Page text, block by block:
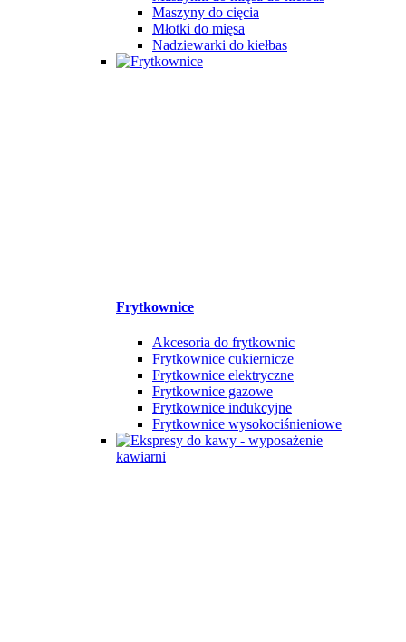
Maszyny do cięcia
Młotki do mięsa
Nadziewarki do kiełbas
Frytkownice
Akcesoria do frytkownic
Frytkownice cukiernicze
Frytkownice elektryczne
Frytkownice gazowe
Frytkownice indukcyjne
Frytkownice wysokociśnieniowe